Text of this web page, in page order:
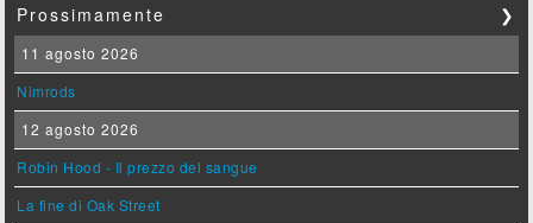
Prossimamente ❯
11 agosto 2026
Nimrods
12 agosto 2026
Robin Hood - Il prezzo del sangue
La fine di Oak Street